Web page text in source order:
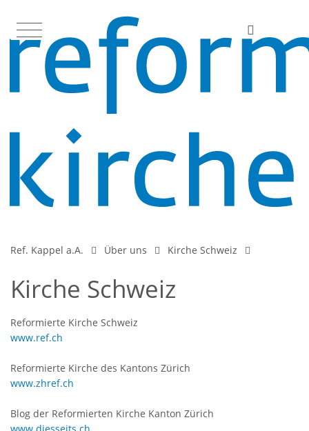
Ref. Kappel a.A. Über uns Kirche Schweiz
Kirche Schweiz
Reformierte Kirche Schweiz
www.ref.ch
Reformierte Kirche des Kantons Zürich
www.zhref.ch
Blog der Reformierten Kirche Kanton Zürich